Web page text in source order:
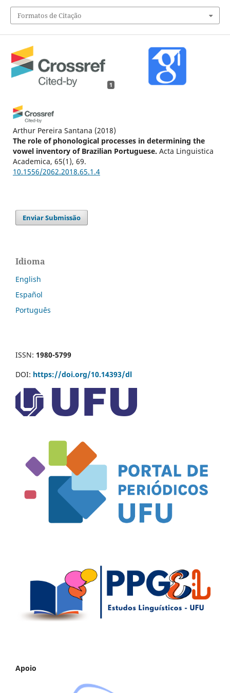
Formatos de Citação
1
Arthur Pereira Santana (2018)
The role of phonological processes in determining the
vowel inventory of Brazilian Portuguese. Acta Linguistica
Academica, 65(1), 69.
10.1556/2062.2018.65.1.4
Enviar Submissão
Idioma
English
Español
Português
ISSN: 1980-5799
DOI: https://doi.org/10.14393/dl
Apoio